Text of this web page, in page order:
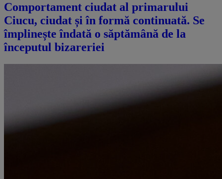
Comportament ciudat al primarului
Ciucu, ciudat și în formă continuată. Se
împlinește îndată o săptămână de la
începutul bizareriei